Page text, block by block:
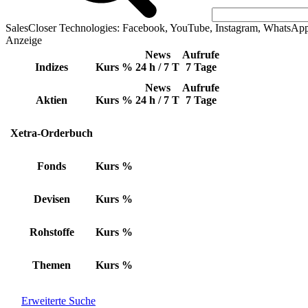
SalesCloser Technologies: Facebook, YouTube, Instagram,
Anzeige
Indizes Kurs %
News
24 h / 7 T
Aufrufe
7 Tage
Aktien Kurs %
News
24 h / 7 T
Aufrufe
7 Tage
Xetra-Orderbuch
Fonds Kurs %
Devisen Kurs %
Rohstoffe Kurs %
Themen Kurs %
Erweiterte Suche